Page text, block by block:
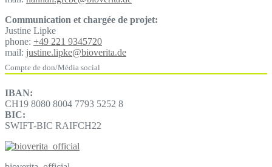
Communication et chargée de projet:
Justine Lipke
phone: +49 221 9345720
mail: justine.lipke@bioverita.de
Compte de don/Média social
IBAN:
CH19 8080 8004 7793 5252 8
BIC:
SWIFT-BIC RAIFCH22